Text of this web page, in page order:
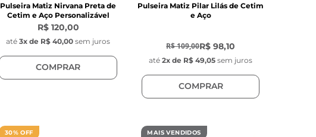
Pulseira Matiz Nirvana Preta de
Cetim e Aço Personalizável
R$ 120,00
até 3x de R$ 40,00 sem juros
COMPRAR
Pulseira Matiz Pilar Lilás de Cetim
e Aço
R$ 109,00R$ 98,10
até 2x de R$ 49,05 sem juros
COMPRAR
30% OFF MAIS VENDIDOS